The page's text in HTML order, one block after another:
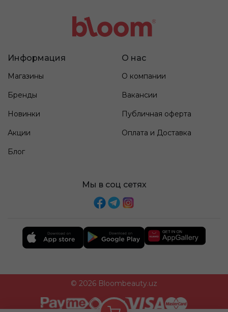
Информация
Магазины
Бренды
Новинки
Акции
Блог
О нас
О компании
Вакансии
Публичная оферта
Оплата и Доставка
Мы в соц сетях
© 2026 Bloombeauty.uz